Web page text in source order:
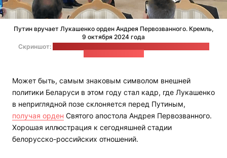
Путин вручает Лукашенко орден Андрея Первозванного. Кремль,
9 октября 2024 года
Скриншот:
Может быть, самым знаковым символом внешней
политики Беларуси в этом году стал кадр, где Лукашенко
в неприглядной позе склоняется перед Путиным,
получая орден Святого апостола Андрея Первозванного.
Хорошая иллюстрация к сегодняшней стадии
белорусско-российских отношений.